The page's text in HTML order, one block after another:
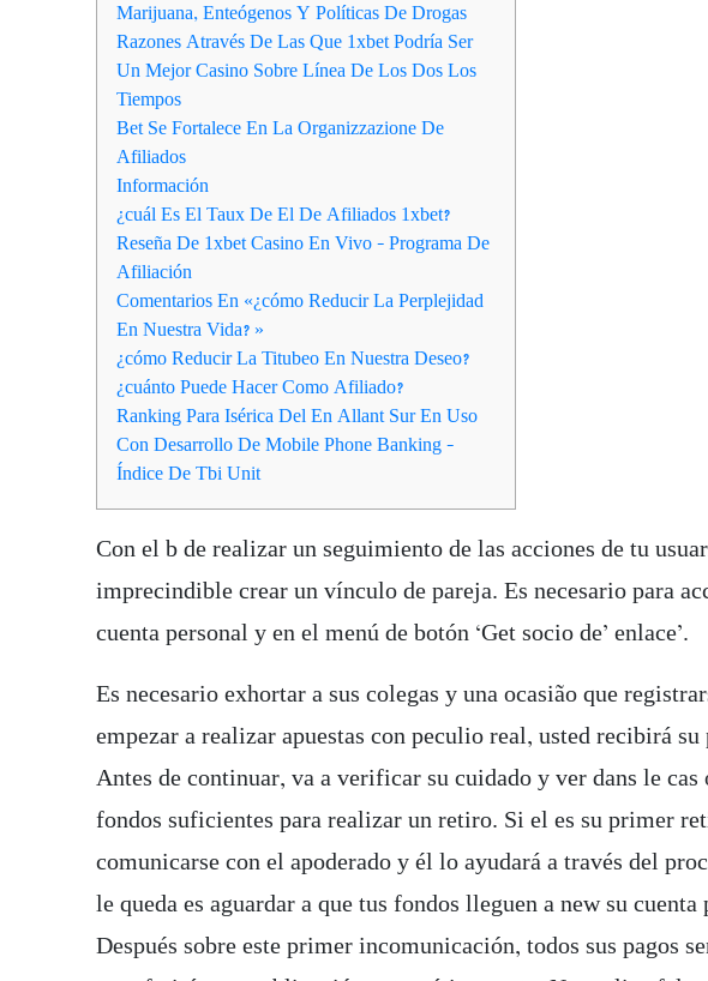
Marijuana, Enteógenos Y Políticas De Drogas
Razones Através De Las Que 1xbet Podría Ser
Un Mejor Casino Sobre Línea De Los Dos Los
Tiempos
Bet Se Fortalece En La Organizzazione De
Afiliados
Información
¿cuál Es El Taux De El De Afiliados 1xbet?
Reseña De 1xbet Casino En Vivo – Programa De
Afiliación
Comentarios En «¿cómo Reducir La Perplejidad
En Nuestra Vida? »
¿cómo Reducir La Titubeo En Nuestra Deseo?
¿cuánto Puede Hacer Como Afiliado?
Ranking Para Isérica Del En Allant Sur En Uso
Con Desarrollo De Mobile Phone Banking –
Índice De Tbi Unit
Con el b de realizar un seguimiento de las acciones de tu
imprecindible crear un vínculo de pareja. Es necesario para
cuenta personal y en el menú de botón ‘Get socio de’ enlace’.
Es necesario exhortar a sus colegas y una ocasião que
empezar a realizar apuestas con peculio real, usted recibirá su
Antes de continuar, va a verificar su cuidado y ver dans le cas
fondos suficientes para realizar un retiro. Si el es su primer
comunicarse con el apoderado y él lo ayudará a través del
le queda es aguardar a que tus fondos lleguen a new su cuenta
Después sobre este primer incomunicación, todos sus pagos